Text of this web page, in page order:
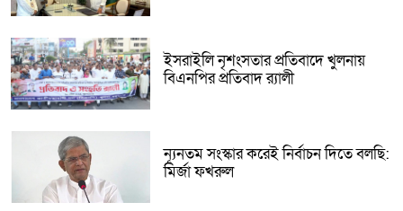
ইসরাইলি নৃশংসতার প্রতিবাদে খুলনায়
বিএনপির প্রতিবাদ র‌্যালী
ন্যূনতম সংস্কার করেই নির্বাচন দিতে বলছি:
মির্জা ফখরুল